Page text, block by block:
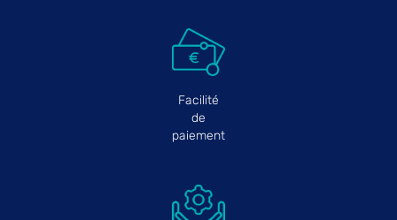
Facilité
de
paiement